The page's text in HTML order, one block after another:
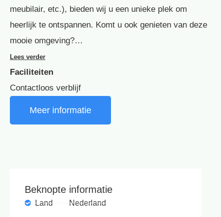
meubilair, etc.), bieden wij u een unieke plek om
heerlijk te ontspannen. Komt u ook genieten van deze
mooie omgeving?…
Lees verder
Faciliteiten
Contactloos verblijf
Meer informatie
Beknopte informatie
Land Nederland